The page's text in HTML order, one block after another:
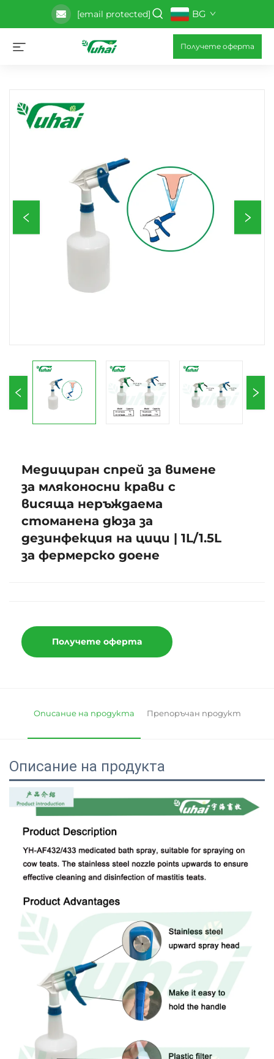
[email protected] BG
Получете оферта
Медициран спрей за вимене
за мляконосни крави с
висяща неръждаема
стоманена дюза за
дезинфекция на цици | 1L/1.5L
за фермерско доене
Получете оферта
Описание на продукта Препоръчан продукт
Описание на продукта